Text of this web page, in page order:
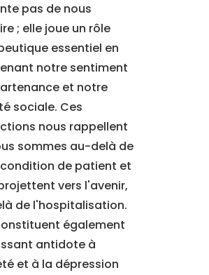
pas de nous
; elle joue un rôle
essentiel en
notre sentiment
et notre
sociale. Ces
nous rappellent
sommes au-delà de
de patient et
vers l'avenir,
de l'hospitalisation.
également
antidote à
et à la dépression